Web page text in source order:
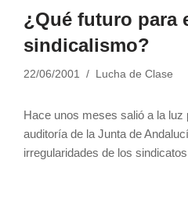
¿Qué futuro para
sindicalismo?
22/06/2001 Lucha de Clase
Hace unos meses salió a la luz
auditoría de la Junta de
irregularidades de los